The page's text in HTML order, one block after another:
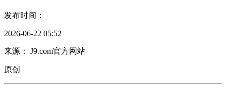
发布时间：
2026-06-22 05:52
来源： J9.com官方网站
原创